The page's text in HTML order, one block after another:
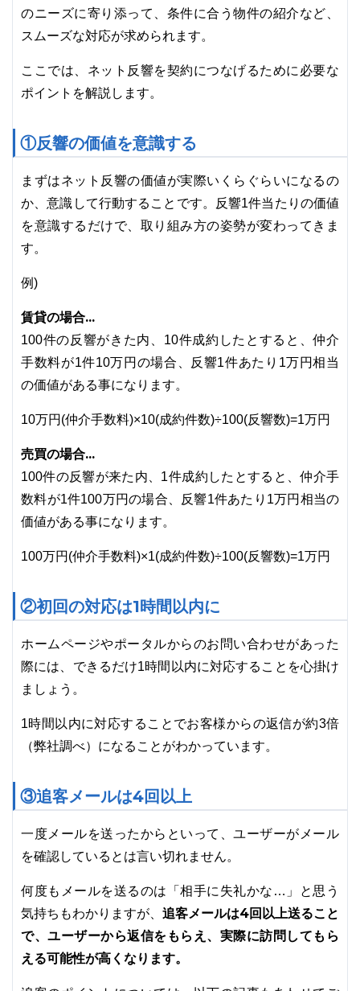
のニーズに寄り添って、条件に合う物件の紹介など、
スムーズな対応が求められます。
ここでは、ネット反響を契約につなげるために必要な
ポイントを解説します。
①反響の価値を意識する
まずはネット反響の価値が実際いくらぐらいになるの
か、意識して行動することです。反響1件当たりの価値
を意識するだけで、取り組み方の姿勢が変わってきま
す。
例)
賃貸の場合...
100件の反響がきた内、10件成約したとすると、仲介
手数料が1件10万円の場合、反響1件あたり1万円相当
の価値がある事になります。
10万円(仲介手数料)×10(成約件数)÷100(反響数)=1万円
売買の場合...
100件の反響が来た内、1件成約したとすると、仲介手
数料が1件100万円の場合、反響1件あたり1万円相当の
価値がある事になります。
100万円(仲介手数料)×1(成約件数)÷100(反響数)=1万円
②初回の対応は1時間以内に
ホームページやポータルからのお問い合わせがあった
際には、できるだけ1時間以内に対応することを心掛け
ましょう。
1時間以内に対応することでお客様からの返信が約3倍
（弊社調べ）になることがわかっています。
③追客メールは4回以上
一度メールを送ったからといって、ユーザーがメール
を確認しているとは言い切れません。
何度もメールを送るのは「相手に失礼かな…」と思う
気持ちもわかりますが、 追客メールは4回以上送ること
で、ユーザーから返信をもらえ、実際に訪問してもら
える可能性が高くなります。